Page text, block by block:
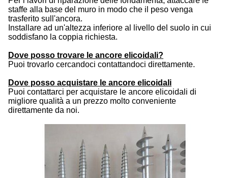
staffe alla base del muro in modo che il peso venga
trasferito sull'ancora.
Installare ad un'altezza inferiore al livello del suolo in cui
soddisfano la coppia richiesta.
Dove posso trovare le ancore elicoidali?
Puoi trovarlo cercandoci contattandoci direttamente.
Dove posso acquistare le ancore elicoidali
Puoi contattarci per acquistare le ancore elicoidali di
migliore qualità a un prezzo molto conveniente
direttamente da noi.